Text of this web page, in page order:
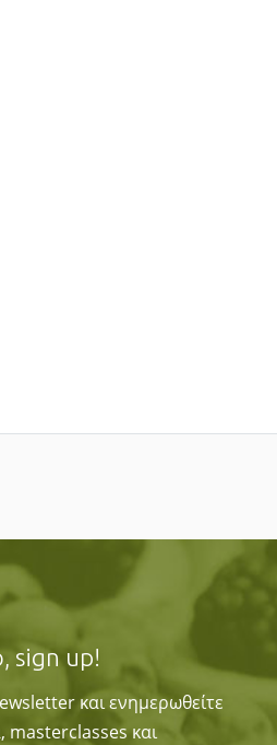
sign up!
και ενημερωθείτε
masterclasses και